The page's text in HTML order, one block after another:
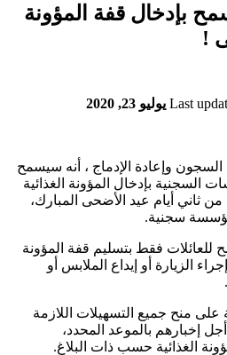
بإدخال قفة المؤونة
!
Last يوليو 23, 2020
السجون وإعادة الإدماج ، أنه سيسمح
السجنية بإدخال المؤونة الغذائية
من ثاني أيام عيد الأضحى المبارك،
مؤسسة سجنية.
للعائلات فقط بتسليم قفة المؤونة
الزيارة أو إيداع الملابس أو
منح جميع التسهيلات اللازمة
أجل إخبارهم بالموعد المحدد،
الغذائية حسب ذات البلاغ.